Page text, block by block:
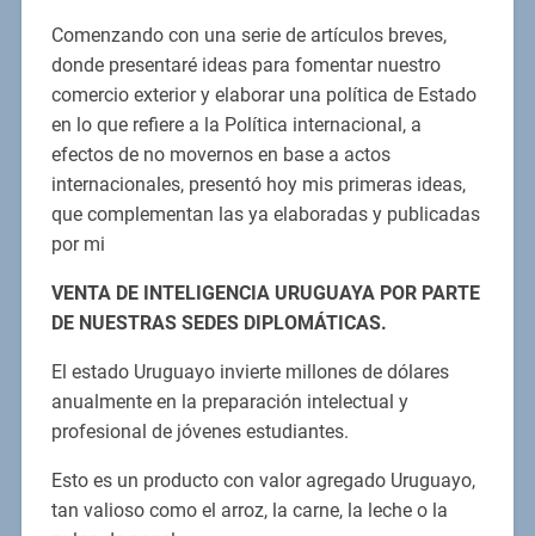
Comenzando con una serie de artículos breves,
donde presentaré ideas para fomentar nuestro
comercio exterior y elaborar una política de Estado
en lo que refiere a la Política internacional, a
efectos de no movernos en base a actos
internacionales, presentó hoy mis primeras ideas,
que complementan las ya elaboradas y publicadas
por mi
VENTA DE INTELIGENCIA URUGUAYA POR PARTE
DE NUESTRAS SEDES DIPLOMÁTICAS.
El estado Uruguayo invierte millones de dólares
anualmente en la preparación intelectual y
profesional de jóvenes estudiantes.
Esto es un producto con valor agregado Uruguayo,
tan valioso como el arroz, la carne, la leche o la